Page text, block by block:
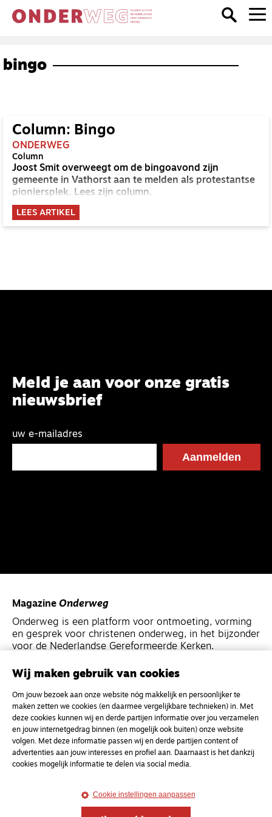
bingo
Column: Bingo
ONDERWEG
Column
Joost Smit overweegt om de bingoavond zijn
gemeente in Vathorst aan te melden als protestantse
pioniersplek. Lees zijn column.
LEES ARTIKEL
Meld je aan voor onze gratis
nieuwsbrief
uw e-mailadres
Magazine Onderweg
Onderweg is een platform voor ontmoeting, vorming
en gesprek voor christenen onderweg, in het bijzonder
voor de Nederlandse Gereformeerde Kerken.
MagazineOnderweg
Kvk-nummer 33277063
NL46 INGB 0117 5827 86
info@onderwegonline.nl
Wij maken gebruik van cookies
Om jouw bezoek aan onze website nóg makkelijk en persoonlijker te
maken zetten we cookies (en daarmee vergelijkbare technieken) in. Met
deze cookies kunnen wij en derde partijen informatie over jou verzamelen
en jouw internetgedrag binnen (en mogelijk ook buiten) onze website
volgen. Met deze informatie passen wij en derde partijen content of
advertenties aan jouw interesses en profiel aan. Daarnaast is het dankzij
cookies mogelijk informatie te delen via social media.
Cookie instellingen aanpassen